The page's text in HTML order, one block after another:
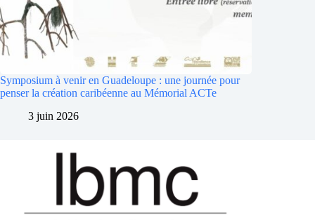
Symposium à venir en Guadeloupe : une journée pour
penser la création caribéenne au Mémorial ACTe
3 juin 2026